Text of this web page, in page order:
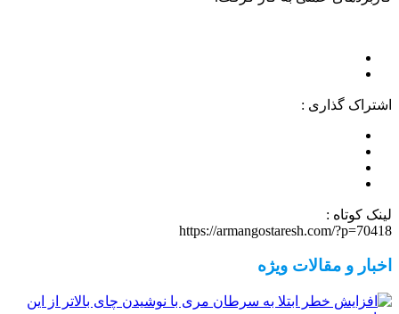
اشتراک گذاری :
لینک کوتاه :
https://armangostaresh.com/?p=70418
اخبار و مقالات ویژه